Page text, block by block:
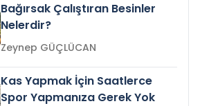
Bağırsak Çalıştıran Besinler
Nelerdir?
Zeynep GÜÇLÜCAN
Kas Yapmak İçin Saatlerce
Spor Yapmanıza Gerek Yok